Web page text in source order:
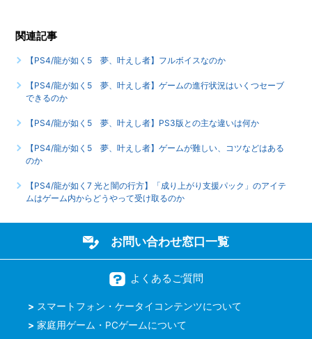
関連記事
【PS4/龍が如く5 夢、叶えし者】フルボイスなのか
【PS4/龍が如く5 夢、叶えし者】ゲームの進行状況はいくつセーブ
できるのか
【PS4/龍が如く5 夢、叶えし者】PS3版との主な違いは何か
【PS4/龍が如く5 夢、叶えし者】ゲームが難しい、コツなどはある
のか
【PS4/龍が如く7 光と闇の行方】「成り上がり支援パック」のアイテ
ムはゲーム内からどうやって受け取るのか
お問い合わせ窓口一覧
よくあるご質問
スマートフォン・ケータイコンテンツについて
家庭用ゲーム・PCゲームについて